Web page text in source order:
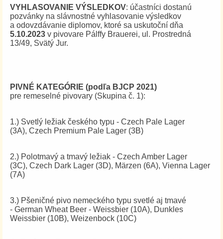
VYHLASOVANIE VÝSLEDKOV: účastníci dostanú
pozvánky na slávnostné vyhlasovanie výsledkov
a odovzdávanie diplomov, ktoré sa uskutoční dňa
5.10.2023 v pivovare Pálffy Brauerei, ul. Prostredná
13/49, Svätý Jur.
PIVNÉ KATEGÓRIE (podľa BJCP 2021)
pre remeselné pivovary (Skupina č. 1):
1.) Svetlý ležiak českého typu - Czech Pale Lager
(3A), Czech Premium Pale Lager (3B)
2.) Polotmavý a tmavý ležiak - Czech Amber Lager
(3C), Czech Dark Lager (3D), Märzen (6A), Vienna Lager
(7A)
3.) Pšeničné pivo nemeckého typu svetlé aj tmavé
- German Wheat Beer - Weissbier (10A), Dunkles
Weissbier (10B), Weizenbock (10C)